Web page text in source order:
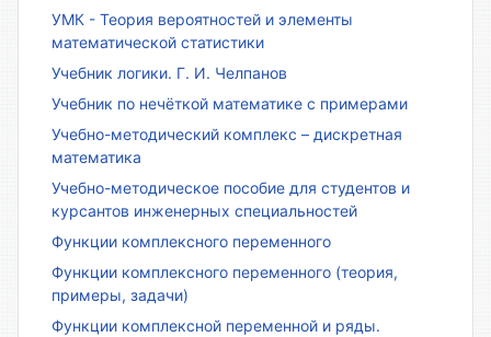
УМК - Теория вероятностей и элементы
математической статистики
Учебник логики. Г. И. Челпанов
Учебник по нечёткой математике с примерами
Учебно-методический комплекс – дискретная
математика
Учебно-методическое пособие для студентов и
курсантов инженерных специальностей
Функции комплексного переменного
Функции комплексного переменного (теория,
примеры, задачи)
Функции комплексной переменной и ряды.